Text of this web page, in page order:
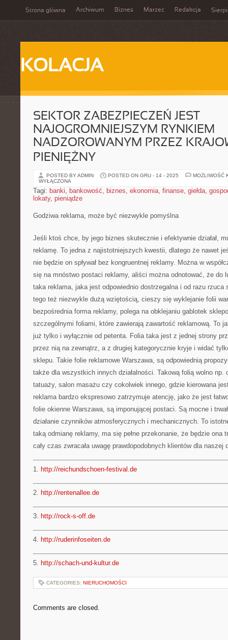
Strona główna Archiwum Biznes Marzec Redakcja
KOLACJA
SEKTOR ZABEZPIECZEŃ JEST
NAJOGROMNIEJSZYM RYNKIEM
NADZOROWANYM PRZEZ
PIENIĘŻNY
POSTED BY ADMIN POSTED ON GRU - 14 - 2025
MOŻLIWOŚĆ
WYŁĄCZONA
Tagi: banki, bankowość, biznes, ekonomia, finanse, giełda,
lokaty, pieniądze
Godziwa reklama, może być niezwykle pomyślna
Jeśli ktoś chce, by jego biznes skutecznie i efektywnie działał,
reklamę. To jedna z najistotniejszych kwestii, dlatego że nawet
nie będzie on spływał bez kongruentnej reklamy. Można w
się na mnóstwo postaci reklamy, aliści można odnotować, że do
taka reklama, jaka jest odpowiednio dostrzegalna i od razu rzuca
tego też niezwykle dużą wziętością, cieszy się wyklejanie folii
bezpośrednia forma reklamy, polega na obklejaniu gablotek
szczególnymi foliami, które zawierają zawartość reklamową. To
już tylko i wyłącznie od petenta. Folia taka jest z jednej strony
przez nią na zewnątrz, a z drugiej kategorycznie kryje i widać
sklepu. Takie folie reklamowe Warszawa, są odpowiednią
także dla wszystkich innych działalności. Takową folią wolno
tatuaży, salon masażu czy cokolwiek innego, gdzie kierowana
reklama bardzo ekspresowo zatrzymuje atencję, jako że jest
folie okienne Warszawa, są imponującej postaci. Są mocne i
działanie czynników atmosferycznych i mechanicznych. To
taką odmianę reklamy, ma się pełne przekonanie, że będzie ona
cały czas zwracała uwagę prawdopodobnych klientów dla naszej
1. http://reichundschoen-festival.de
2. http://rentenallee.de
3. http://rock-s-off.de
4. http://ruderinfoseiten.de
5. http://schach-und-kultur.de
CATEGORIES: NIERUCHOMOŚCI
Comments are closed.